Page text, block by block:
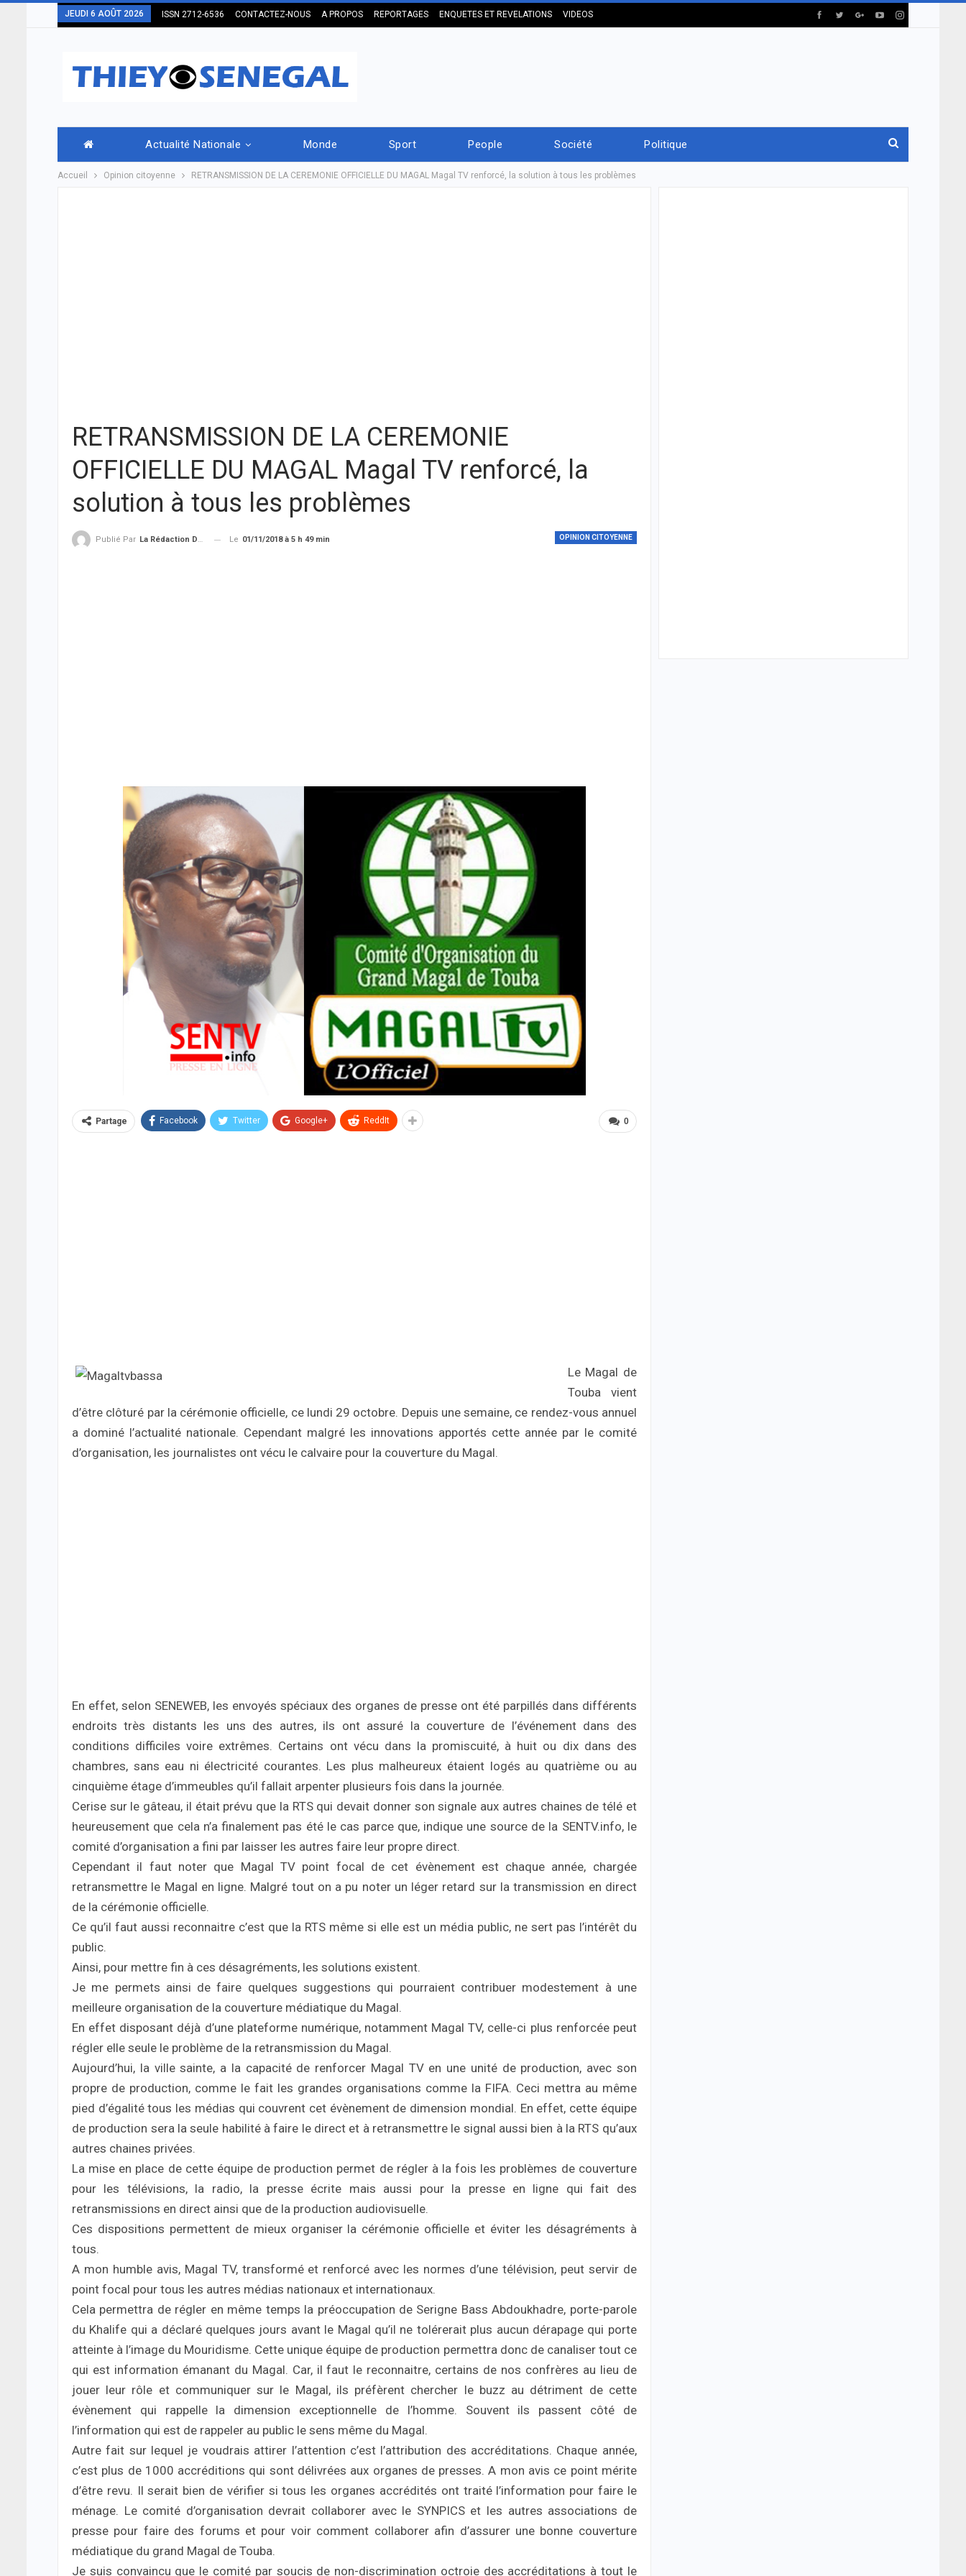
JEUDI 6 AOÛT 2026 ISSN 2712-6536 CONTACTEZ-NOUS A PROPOS REPORTAGES ENQUETES ET REVELATIONS VIDEOS
Actualité Nationale Monde Sport People Société Politique
Accueil Opinion citoyenne RETRANSMISSION DE LA CEREMONIE OFFICIELLE DU MAGAL Magal TV renforcé, la solution à tous les problèmes
RETRANSMISSION DE LA CEREMONIE
OFFICIELLE DU MAGAL Magal TV renforcé, la
solution à tous les problèmes
OPINION CITOYENNE
Publié Par La Rédaction De THIEYSENEGAL.com Le 01/11/2018 à 5 h 49 min
0
Partage Facebook Twitter Google+ ReddIt
Le Magal de
Touba vient
d’être clôturé par la cérémonie officielle, ce lundi 29 octobre. Depuis une semaine, ce rendez-vous annuel
a dominé l’actualité nationale. Cependant malgré les innovations apportés cette année par le comité
d’organisation, les journalistes ont vécu le calvaire pour la couverture du Magal.
En effet, selon SENEWEB, les envoyés spéciaux des organes de presse ont été parpillés dans différents
endroits très distants les uns des autres, ils ont assuré la couverture de l’événement dans des
conditions difficiles voire extrêmes. Certains ont vécu dans la promiscuité, à huit ou dix dans des
chambres, sans eau ni électricité courantes. Les plus malheureux étaient logés au quatrième ou au
cinquième étage d’immeubles qu’il fallait arpenter plusieurs fois dans la journée.
Cerise sur le gâteau, il était prévu que la RTS qui devait donner son signale aux autres chaines de télé et
heureusement que cela n’a finalement pas été le cas parce que, indique une source de la SENTV.info, le
comité d’organisation a fini par laisser les autres faire leur propre direct.
Cependant il faut noter que Magal TV point focal de cet évènement est chaque année, chargée
retransmettre le Magal en ligne. Malgré tout on a pu noter un léger retard sur la transmission en direct
de la cérémonie officielle.
Ce qu’il faut aussi reconnaitre c’est que la RTS même si elle est un média public, ne sert pas l’intérêt du
public.
Ainsi, pour mettre fin à ces désagréments, les solutions existent.
Je me permets ainsi de faire quelques suggestions qui pourraient contribuer modestement à une
meilleure organisation de la couverture médiatique du Magal.
En effet disposant déjà d’une plateforme numérique, notamment Magal TV, celle-ci plus renforcée peut
régler elle seule le problème de la retransmission du Magal.
Aujourd’hui, la ville sainte, a la capacité de renforcer Magal TV en une unité de production, avec son
propre de production, comme le fait les grandes organisations comme la FIFA. Ceci mettra au même
pied d’égalité tous les médias qui couvrent cet évènement de dimension mondial. En effet, cette équipe
de production sera la seule habilité à faire le direct et à retransmettre le signal aussi bien à la RTS qu’aux
autres chaines privées.
La mise en place de cette équipe de production permet de régler à la fois les problèmes de couverture
pour les télévisions, la radio, la presse écrite mais aussi pour la presse en ligne qui fait des
retransmissions en direct ainsi que de la production audiovisuelle.
Ces dispositions permettent de mieux organiser la cérémonie officielle et éviter les désagréments à
tous.
A mon humble avis, Magal TV, transformé et renforcé avec les normes d’une télévision, peut servir de
point focal pour tous les autres médias nationaux et internationaux.
Cela permettra de régler en même temps la préoccupation de Serigne Bass Abdoukhadre, porte-parole
du Khalife qui a déclaré quelques jours avant le Magal qu’il ne tolérerait plus aucun dérapage qui porte
atteinte à l’image du Mouridisme. Cette unique équipe de production permettra donc de canaliser tout ce
qui est information émanant du Magal. Car, il faut le reconnaitre, certains de nos confrères au lieu de
jouer leur rôle et communiquer sur le Magal, ils préfèrent chercher le buzz au détriment de cette
évènement qui rappelle la dimension exceptionnelle de l’homme. Souvent ils passent côté de
l’information qui est de rappeler au public le sens même du Magal.
Autre fait sur lequel je voudrais attirer l’attention c’est l’attribution des accréditations. Chaque année,
c’est plus de 1000 accréditions qui sont délivrées aux organes de presses. A mon avis ce point mérite
d’être revu. Il serait bien de vérifier si tous les organes accrédités ont traité l’information pour faire le
ménage. Le comité d’organisation devrait collaborer avec le SYNPICS et les autres associations de
presse pour faire des forums et pour voir comment collaborer afin d’assurer une bonne couverture
médiatique du grand Magal de Touba.
Je suis convaincu que le comité par soucis de non-discrimination octroie des accréditations à tout le